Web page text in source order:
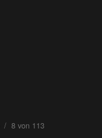
/ 8 von 113